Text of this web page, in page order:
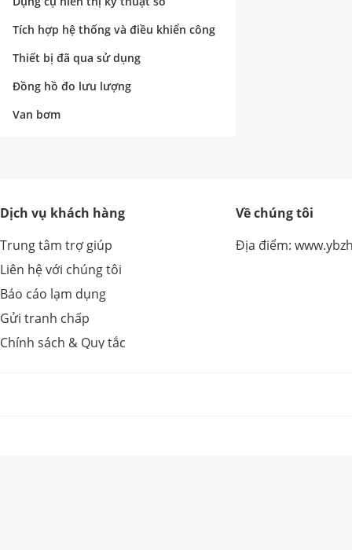
Tích hợp hệ thống và điều khiển công
nghiệp
Thiết bị đã qua sử dụng
Đồng hồ đo lưu lượng
Van bơm
Dịch vụ khách hàng
Trung tâm trợ giúp
Liên hệ với chúng tôi
Báo cáo lạm dụng
Gửi tranh chấp
Chính sách & Quy tắc
Về chúng tôi
Địa điểm: